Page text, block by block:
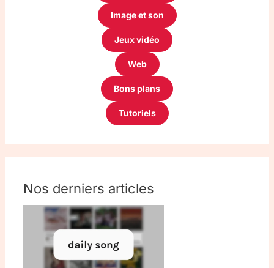
Image et son
Jeux vidéo
Web
Bons plans
Tutoriels
Nos derniers articles